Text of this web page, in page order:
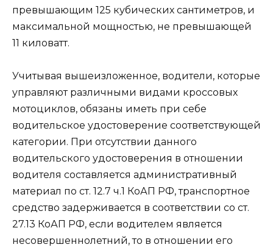
превышающим 125 кубических сантиметров, и
максимальной мощностью, не превышающей
11 киловатт.
Учитывая вышеизложенное, водители, которые
управляют различными видами кроссовых
мотоциклов, обязаны иметь при себе
водительское удостоверение соответствующей
категории. При отсутствии данного
водительского удостоверения в отношении
водителя составляется административный
материал по ст. 12.7 ч.1 КоАП РФ, транспортное
средство задерживается в соответствии со ст.
27.13 КоАП РФ, если водителем является
несовершеннолетний, то в отношении его